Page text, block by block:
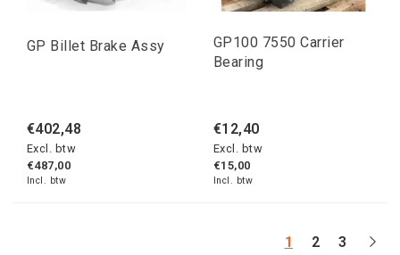
GP Billet Brake Assy
€402,48
Excl. btw
€487,00
Incl. btw
GP100 7550 Carrier
Bearing
€12,40
Excl. btw
€15,00
Incl. btw
1 2 3